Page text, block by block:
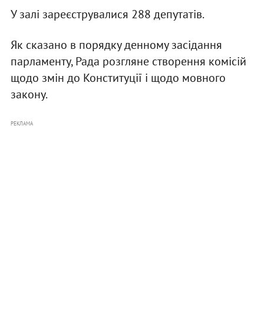
У залі зареєструвалися 288 депутатів.
Як сказано в порядку денному засідання
парламенту, Рада розгляне створення комісій
щодо змін до Конституції і щодо мовного
закону.
РЕКЛАМА